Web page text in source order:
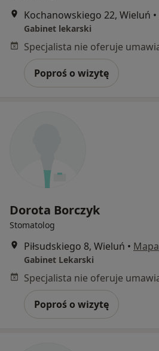
Kochanowskiego 22, Wieluń •
Gabinet lekarski
Poproś o wizytę
Dorota Borczyk
Stomatolog
Piłsudskiego 8, Wieluń • Mapa
Gabinet Lekarski
Poproś o wizytę